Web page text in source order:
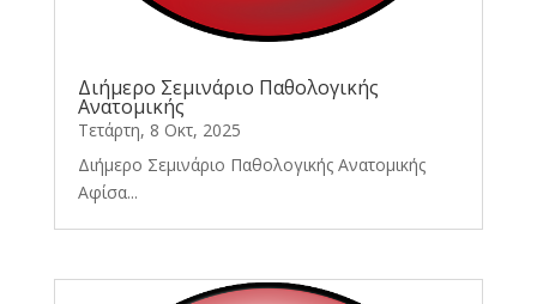
Διήμερο Σεμινάριο Παθολογικής
Ανατομικής
Τετάρτη, 8 Οκτ, 2025
Διήμερο Σεμινάριο Παθολογικής Ανατομικής
Αφίσα...